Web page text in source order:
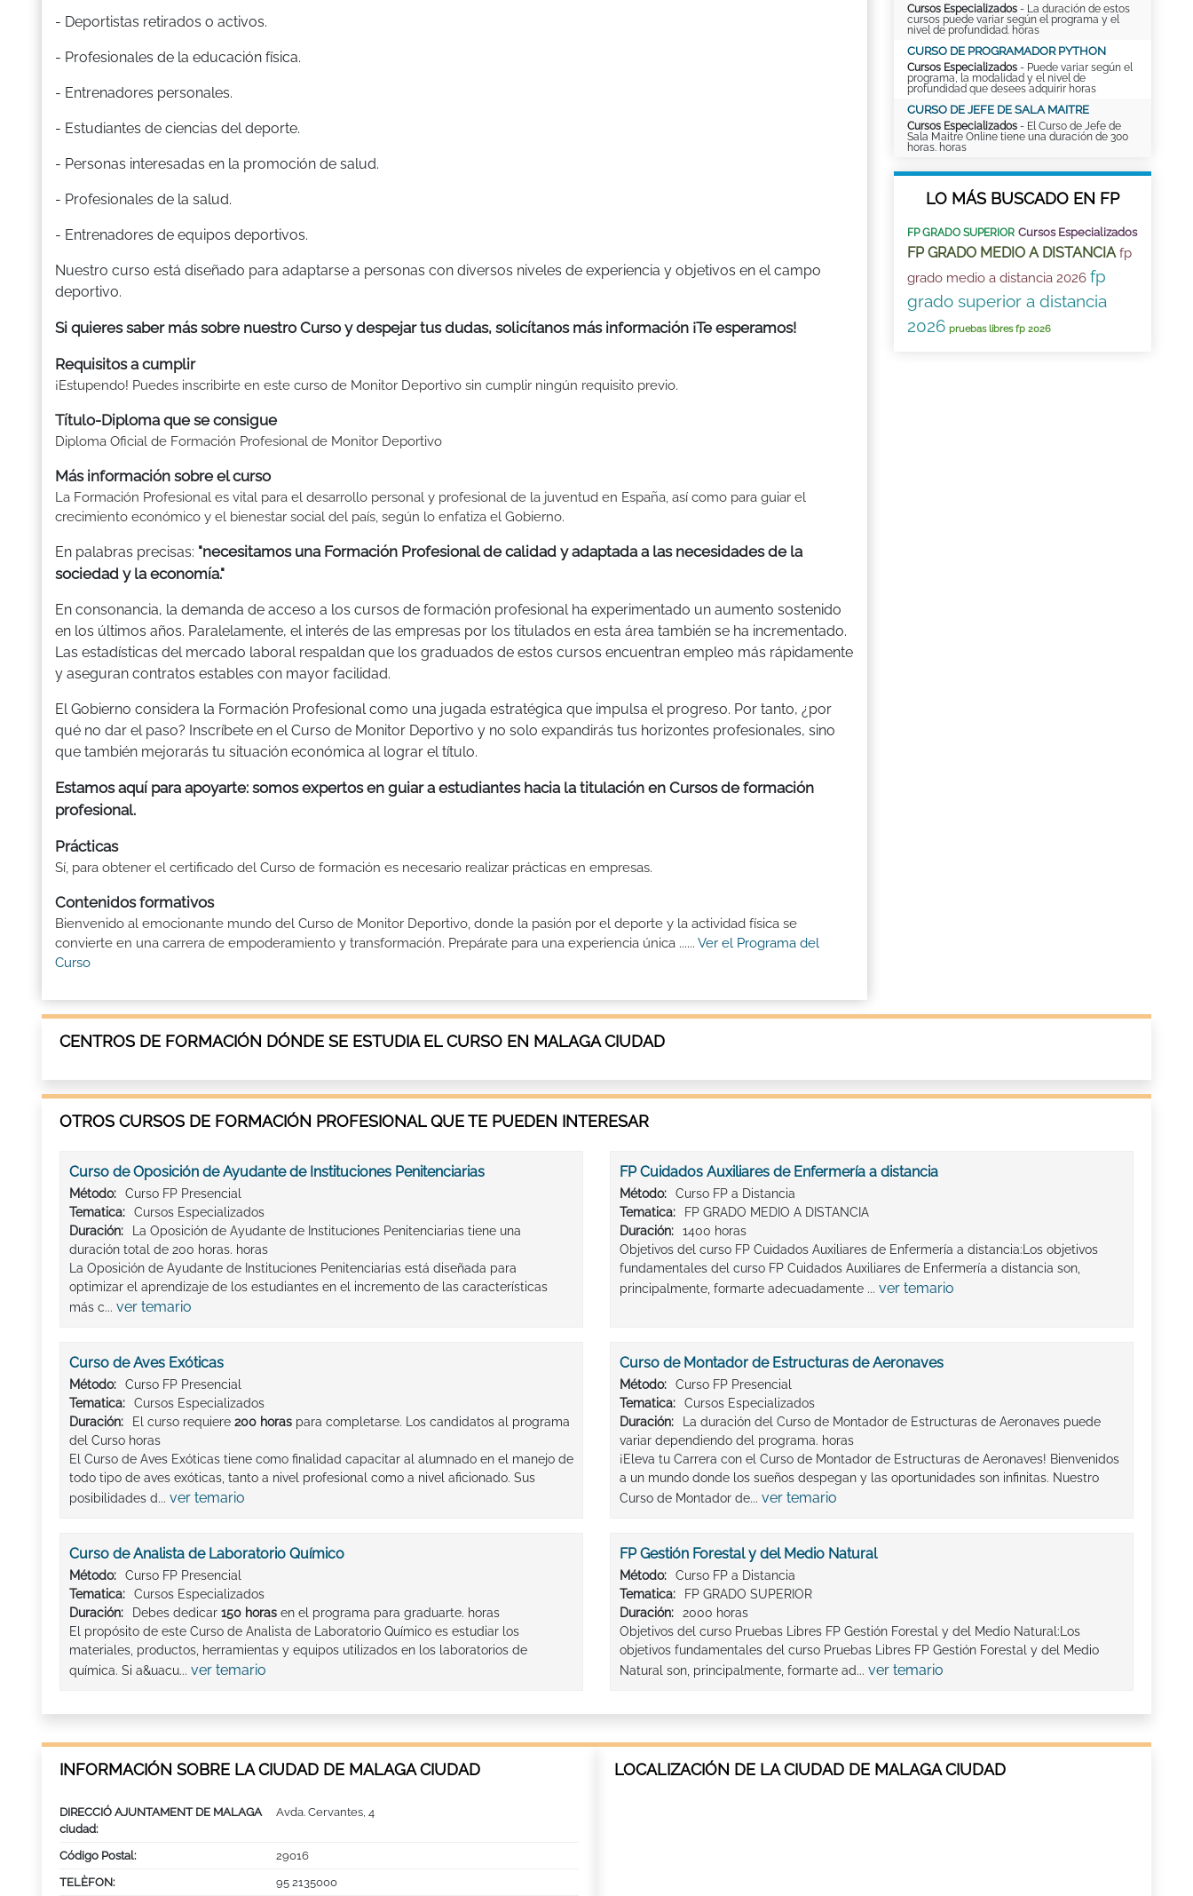
- Deportistas retirados o activos.
- Profesionales de la educación física.
- Entrenadores personales.
- Estudiantes de ciencias del deporte.
- Personas interesadas en la promoción de salud.
- Profesionales de la salud.
- Entrenadores de equipos deportivos.
Nuestro curso está diseñado para adaptarse a personas con diversos niveles de experiencia y objetivos en el campo
deportivo.
Si quieres saber más sobre nuestro Curso y despejar tus dudas, solicítanos más información ¡Te esperamos!
Requisitos a cumplir
¡Estupendo! Puedes inscribirte en este curso de Monitor Deportivo sin cumplir ningún requisito previo.
Título-Diploma que se consigue
Diploma Oficial de Formación Profesional de Monitor Deportivo
Más información sobre el curso
La Formación Profesional es vital para el desarrollo personal y profesional de la juventud en España, así como para guiar el
crecimiento económico y el bienestar social del país, según lo enfatiza el Gobierno.
En palabras precisas: "necesitamos una Formación Profesional de calidad y adaptada a las necesidades de la
sociedad y la economía."
En consonancia, la demanda de acceso a los cursos de formación profesional ha experimentado un aumento sostenido
en los últimos años. Paralelamente, el interés de las empresas por los titulados en esta área también se ha incrementado.
Las estadísticas del mercado laboral respaldan que los graduados de estos cursos encuentran empleo más rápidamente
y aseguran contratos estables con mayor facilidad.
El Gobierno considera la Formación Profesional como una jugada estratégica que impulsa el progreso. Por tanto, ¿por
qué no dar el paso? Inscríbete en el Curso de Monitor Deportivo y no solo expandirás tus horizontes profesionales, sino
que también mejorarás tu situación económica al lograr el título.
Estamos aquí para apoyarte: somos expertos en guiar a estudiantes hacia la titulación en Cursos de formación
profesional.
Prácticas
Sí, para obtener el certificado del Curso de formación es necesario realizar prácticas en empresas.
Contenidos formativos
Bienvenido al emocionante mundo del Curso de Monitor Deportivo, donde la pasión por el deporte y la actividad física se
convierte en una carrera de empoderamiento y transformación. Prepárate para una experiencia única ...... Ver el Programa del
Curso
Cursos Especializados - La duración de estos
cursos puede variar según el programa y el
nivel de profundidad. horas
CURSO DE PROGRAMADOR PYTHON
Cursos Especializados - Puede variar según el
programa, la modalidad y el nivel de
profundidad que desees adquirir horas
CURSO DE JEFE DE SALA MAITRE
Cursos Especializados - El Curso de Jefe de
Sala Maitre Online tiene una duración de 300
horas. horas
LO MÁS BUSCADO EN FP
FP GRADO SUPERIOR Cursos Especializados
FP GRADO MEDIO A DISTANCIA fp
grado medio a distancia 2026 fp
grado superior a distancia
2026 pruebas libres fp 2026
CENTROS DE FORMACIÓN DÓNDE SE ESTUDIA EL CURSO EN MALAGA CIUDAD
OTROS CURSOS DE FORMACIÓN PROFESIONAL QUE TE PUEDEN INTERESAR
Curso de Oposición de Ayudante de Instituciones Penitenciarias
Método:
Curso FP Presencial
Tematica:
Cursos Especializados
Duración:
La Oposición de Ayudante de Instituciones Penitenciarias tiene una
duración total de 200 horas. horas
La Oposición de Ayudante de Instituciones Penitenciarias está diseñada para
optimizar el aprendizaje de los estudiantes en el incremento de las características
más c... ver temario
FP Cuidados Auxiliares de Enfermería a distancia
Método:
Curso FP a Distancia
Tematica:
FP GRADO MEDIO A DISTANCIA
Duración:
1400 horas
Objetivos del curso FP Cuidados Auxiliares de Enfermería a distancia:Los objetivos
fundamentales del curso FP Cuidados Auxiliares de Enfermería a distancia son,
principalmente, formarte adecuadamente ... ver temario
Curso de Aves Exóticas
Método:
Curso FP Presencial
Tematica:
Cursos Especializados
Duración:
El curso requiere 200 horas para completarse. Los candidatos al programa
del Curso horas
El Curso de Aves Exóticas tiene como finalidad capacitar al alumnado en el manejo de
todo tipo de aves exóticas, tanto a nivel profesional como a nivel aficionado. Sus
posibilidades d... ver temario
Curso de Montador de Estructuras de Aeronaves
Método:
Curso FP Presencial
Tematica:
Cursos Especializados
Duración:
La duración del Curso de Montador de Estructuras de Aeronaves puede
variar dependiendo del programa. horas
¡Eleva tu Carrera con el Curso de Montador de Estructuras de Aeronaves! Bienvenidos
a un mundo donde los sueños despegan y las oportunidades son infinitas. Nuestro
Curso de Montador de... ver temario
Curso de Analista de Laboratorio Químico
Método:
Curso FP Presencial
Tematica:
Cursos Especializados
Duración:
Debes dedicar 150 horas en el programa para graduarte. horas
El propósito de este Curso de Analista de Laboratorio Químico es estudiar los
materiales, productos, herramientas y equipos utilizados en los laboratorios de
química. Si a&uacu... ver temario
FP Gestión Forestal y del Medio Natural
Método:
Curso FP a Distancia
Tematica:
FP GRADO SUPERIOR
Duración:
2000 horas
Objetivos del curso Pruebas Libres FP Gestión Forestal y del Medio Natural:Los
objetivos fundamentales del curso Pruebas Libres FP Gestión Forestal y del Medio
Natural son, principalmente, formarte ad... ver temario
INFORMACIÓN SOBRE LA CIUDAD DE MALAGA CIUDAD
DIRECCIÓ AJUNTAMENT DE MALAGA
ciudad:
Avda. Cervantes, 4
Código Postal:
29016
TELÈFON:
95 2135000
LOCALIZACIÓN DE LA CIUDAD DE MALAGA CIUDAD